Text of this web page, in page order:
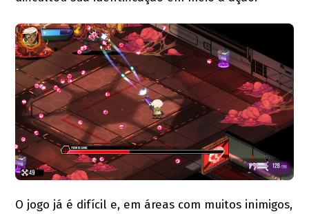
O jogo já é difícil e, em áreas com muitos inimigos,